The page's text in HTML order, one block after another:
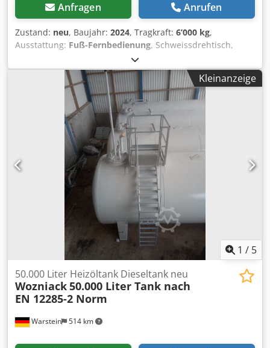
Anfragen Anrufen
Zustand: neu, Baujahr: 2024, Tragkraft: 6’000 kg,
Ausstattung: Fuß-Fernbedienung, Schweissdrehtisch,
Behälterdrehvorrichtung 6000 Kg Tragkraft mit Hand und
Fußfernbedienung Durchmesser von 160mm bis 4000 mm
Antriebsrollen Durchmesser 300mm Maße: Länge:
1900mm x Breite 470mm x Höhe 390mm Geschwindigkeit
stufenlos 50 - 2000 mm / min. Motor AC 380 V Chjdpfxsgfql
Kleinanzeige
1 / 5
Warstein 514 km
50.000 Liter Heizöltank Dieseltank neu
Wozniack50.000 Liter Tank nach
EN 12285-2 Norm